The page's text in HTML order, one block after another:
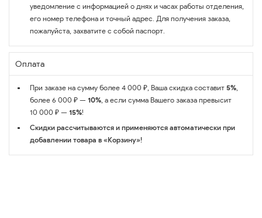
уведомление с информацией о днях и часах работы отделения,
его номер телефона и точный адрес. Для получения заказа,
пожалуйста, захватите с собой паспорт.
Оплата
При заказе на сумму более 4 000 ₽, Ваша скидка составит 5%,
более 6 000 ₽ — 10%, а если сумма Вашего заказа превысит
10 000 ₽ — 15%!
Скидки рассчитываются и применяются автоматически при
добавлении товара в «Корзину»!